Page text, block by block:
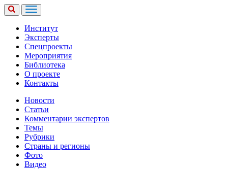
Институт
Эксперты
Спецпроекты
Мероприятия
Библиотека
О проекте
Контакты
Новости
Статьи
Комментарии экспертов
Темы
Рубрики
Страны и регионы
Фото
Видео